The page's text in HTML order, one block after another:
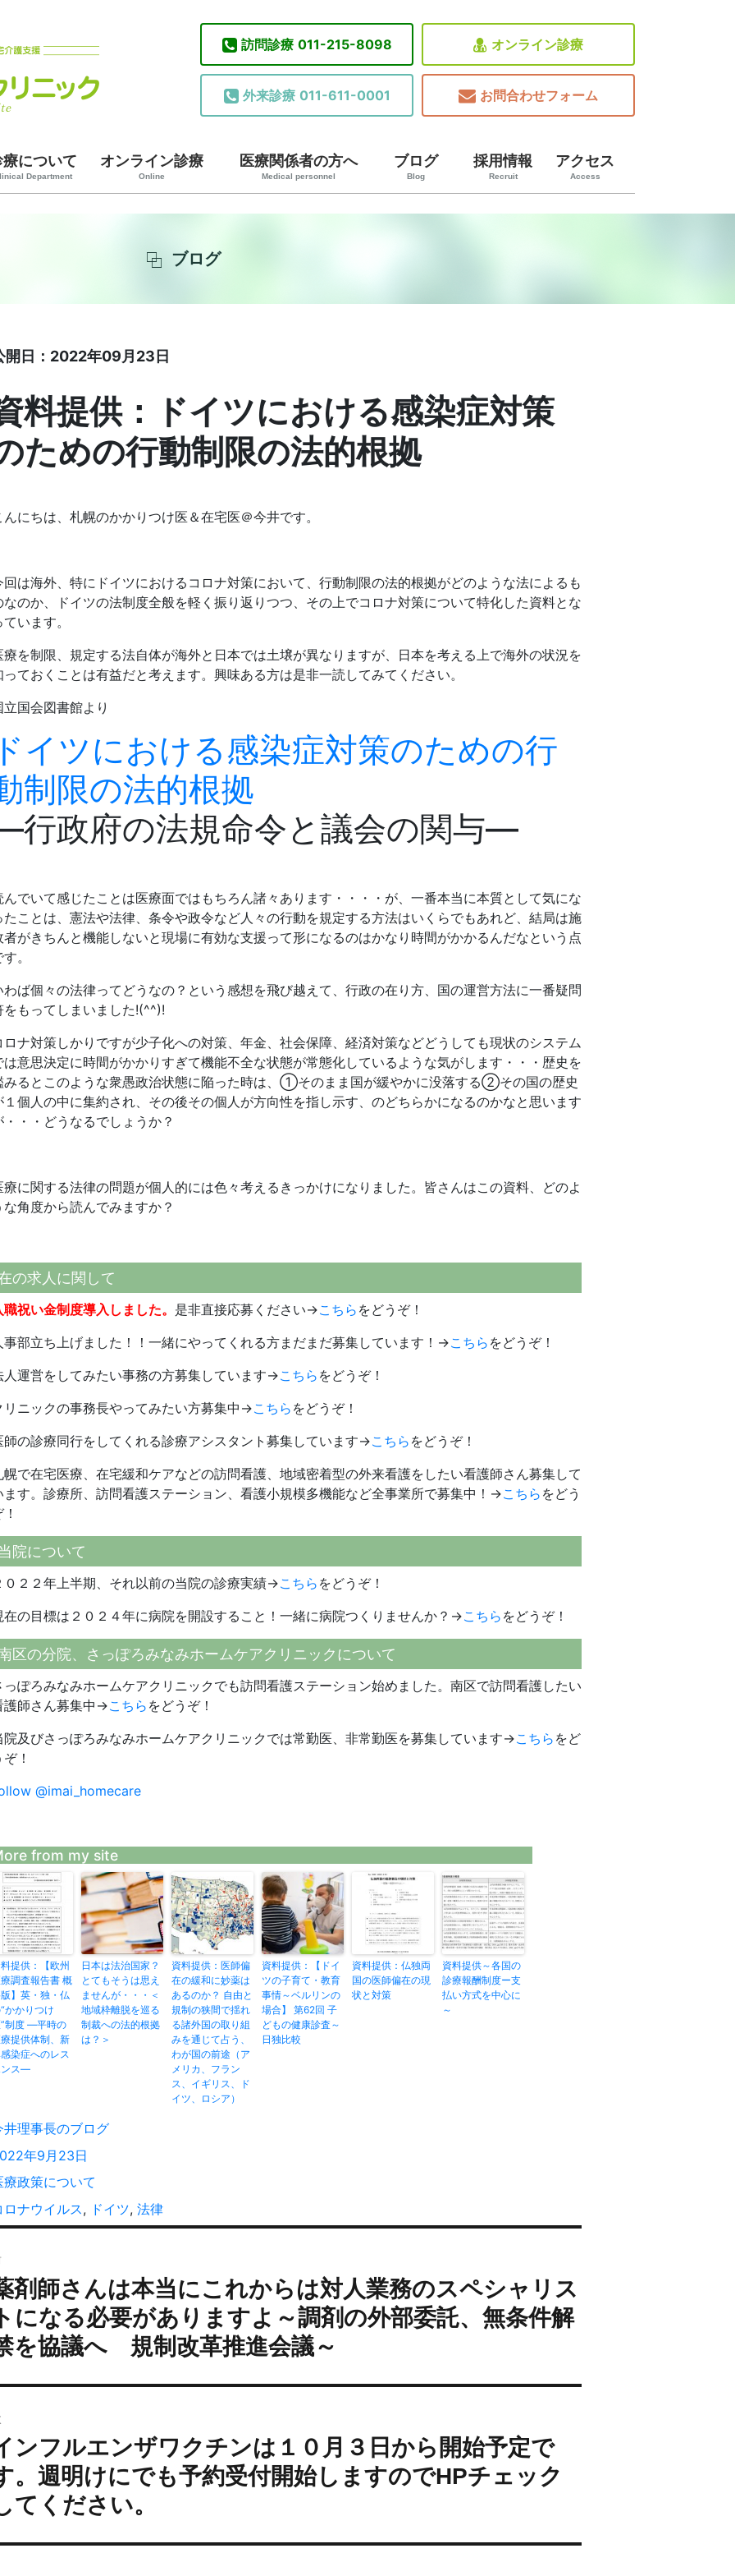
訪問診療 011-215-8098
外来診療 011-611-0001
オンライン診療
お問合わせフォーム
療について
Department
オンライン診療
Online
医療関係者の方へ
Medical personnel
ブログ
Blog
採用情報
Recruit
アクセス
Access
ブログ
開日：2022年09月23日
料提供：ドイツにおける感染症対策
ための行動制限の法的根拠
んにちは、札幌のかかりつけ医＆在宅医＠今井です。
回は海外、特にドイツにおけるコロナ対策において、行動制限の法的根拠がどのような法によるも
なのか、ドイツの法制度全般を軽く振り返りつつ、その上でコロナ対策について特化した資料とな
います。
療を制限、規定する法自体が海外と日本では土壌が異なりますが、日本を考える上で海外の状況を
っておくことは有益だと考えます。興味ある方は是非一読してみてください。
立国会図書館より
イツにおける感染症対策のための行
制限の法的根拠
行政府の法規命令と議会の関与―
んでいて感じたことは医療面ではもちろん諸々あります・・・・が、一番本当に本質として気にな
たことは、憲法や法律、条令や政令など人々の行動を規定する方法はいくらでもあれど、結局は施
者がきちんと機能しないと現場に有効な支援って形になるのはかなり時間がかかるんだなという点
。
わば個々の法律ってどうなの？という感想を飛び越えて、行政の在り方、国の運営方法に一番疑問
をもってしまいました!(^^)!
ロナ対策しかりですが少子化への対策、年金、社会保障、経済対策などどうしても現状のシステム
は意思決定に時間がかかりすぎて機能不全な状態が常態化しているような気がします・・・歴史を
みるとこのような衆愚政治状態に陥った時は、①そのまま国が緩やかに没落する②その国の歴史
１個人の中に集約され、その後その個人が方向性を指し示す、のどちらかになるのかなと思います
・・・どうなるでしょうか？
療に関する法律の問題が個人的には色々考えるきっかけになりました。皆さんはこの資料、どのよ
な角度から読んでみますか？
の求人に関して
職祝い金制度導入しました。 是非直接応募ください→こちら をどうぞ！
事部立ち上げました！！一緒にやってくれる方まだまだ募集しています！→こちら をどうぞ！
人運営をしてみたい事務の方募集しています→こちら をどうぞ！
リニックの事務長やってみたい方募集中→こちら をどうぞ！
師の診療同行をしてくれる診療アシスタント募集しています→こちら をどうぞ！
幌で在宅医療、在宅緩和ケアなどの訪問看護、地域密着型の外来看護をしたい看護師さん募集して
ます。診療所、訪問看護ステーション、看護小規模多機能など全事業所で募集中！→こちら をどう
院について
０２２年上半期、それ以前の当院の診療実績→こちら をどうぞ！
在の目標は２０２４年に病院を開設すること！一緒に病院つくりませんか？→こちら をどうぞ！
区の分院、さっぽろみなみホームケアクリニックについて
っぽろみなみホームケアクリニックでも訪問看護ステーション始めました。南区で訪問看護したい
護師さん募集中→こちら をどうぞ！
院及びさっぽろみなみホームケアクリニックでは常勤医、非常勤医を募集しています→こちら をど
！
@imai_homecare
from my site
提供：【欧州
調査報告書 概
】英・独・仏
かかりつけ
制度 ―平時の
提供体制、新
染症へのレス
ンス―
日本は法治国家？
とてもそうは思え
ませんが・・・＜
地域枠離脱を巡る
制裁への法的根拠
は？＞
資料提供：医師偏
在の緩和に妙薬は
あるのか？ 自由と
規制の狭間で揺れ
る諸外国の取り組
みを通じて占う、
わが国の前途（ア
メリカ、フラン
ス、イギリス、ド
イツ、ロシア）
資料提供：【ドイ
ツの子育て・教育
事情～ベルリンの
場合】 第62回 子
どもの健康診査～
日独比較
資料提供：仏独両
国の医師偏在の現
状と対策
資料提供～各国の
診療報酬制度ー支
払い方式を中心に
～
井理事長のブログ
年9月23日
療政策について
ロナウイルス, ドイツ, 法律
剤師さんは本当にこれからは対人業務のスペシャリス
になる必要がありますよ～調剤の外部委託、無条件解
を協議へ 規制改革推進会議～
ンフルエンザワクチンは１０月３日から開始予定で
。週明けにでも予約受付開始しますのでHPチェック
てください。